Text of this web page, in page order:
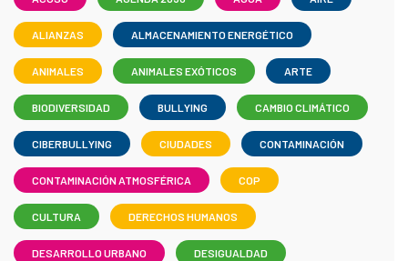
ALIANZAS ALMACENAMIENTO ENERGÉTICO
ANIMALES ANIMALES EXÓTICOS ARTE
BIODIVERSIDAD BULLYING CAMBIO CLIMÁTICO
CIBERBULLYING CIUDADES CONTAMINACIÓN
CONTAMINACIÓN ATMOSFÉRICA COP
CULTURA DERECHOS HUMANOS
DESARROLLO URBANO DESIGUALDAD